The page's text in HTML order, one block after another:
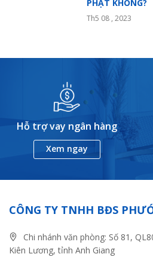
PHẠT KHÔNG?
Th5 08 , 2023
Hỗ trợ vay ngân hàng
Xem ngay
CÔNG TY TNHH BĐS
Chi nhánh văn phòng: Số 81,
Kiên Lương, tỉnh Anh Giang